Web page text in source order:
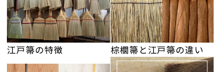
江戸箒の特徴 棕櫚箒と江戸箒の違い